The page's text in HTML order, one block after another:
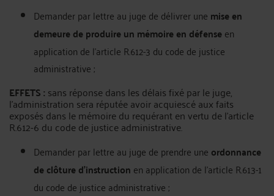
Demander par lettre au juge de délivrer une mise en
demeure de produire un mémoire en défenseen
application de l’article R.612-3 du code de justice
administrative ;
EFFETS : sans réponse dans les délais fixé par le juge,
l’administration sera réputée avoir acquiescé aux faits
exposés dans le mémoire du requérant en vertu de l’article
R.612-6 du code de justice administrative.
Demander par lettre au juge de prendre une ordonnance
de clôture d’instruction en application de l’article R.613-1
du code de justice administrative ;